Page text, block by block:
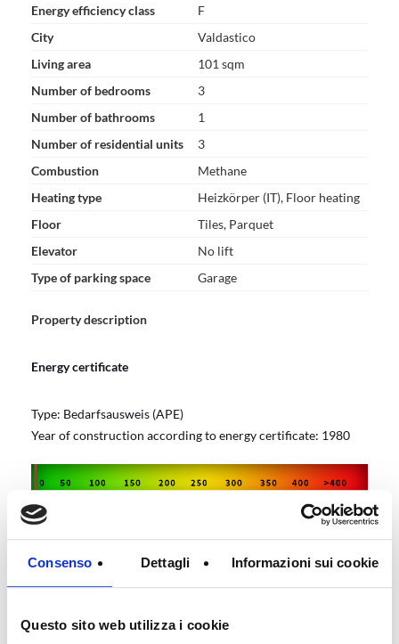
Consenso Dettagli Informazioni sui cookie
Questo sito web utilizza i cookie
Energy efficiency class
F
City
Valdastico
Living area
101 sqm
Number of bedrooms
3
Number of bathrooms
1
Number of residential units
3
Combustion
Methane
Heating type
Heizkörper (IT), Floor heating
Floor
Tiles, Parquet
Elevator
No lift
Type of parking space
Garage
Property description
Energy certificate
Type: Bedarfsausweis (APE)
Year of construction according to energy certificate: 1980